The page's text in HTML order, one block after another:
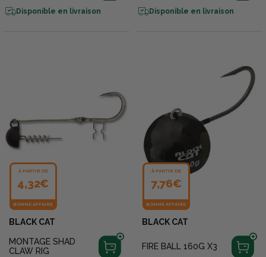
Disponible en livraison Disponible en livraison
À PARTIR DE
4,32€
BONNE AFFAIRE
BLACK CAT
MONTAGE SHAD
CLAW RIG
À PARTIR DE
7,76€
BONNE AFFAIRE
BLACK CAT
FIRE BALL 160G X3